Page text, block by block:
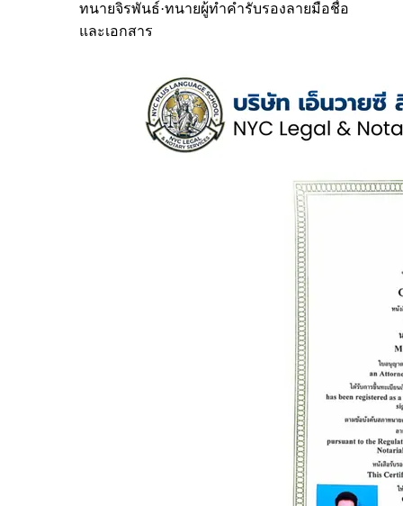
ทนายจิรพันธ์·ทนายผู้ทำคำรับรองลายมือชื่อ
และเอกสาร